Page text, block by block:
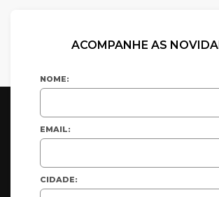
ACOMPANHE AS
NOME:
EMAIL:
CIDADE: